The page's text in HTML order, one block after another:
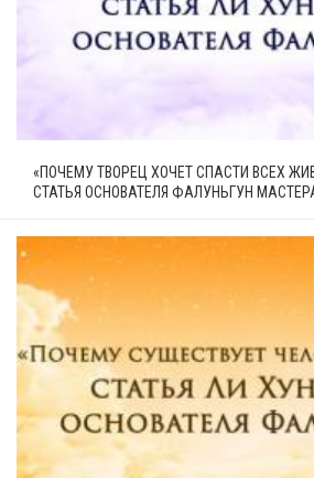
«ПОЧЕМУ ТВОРЕЦ ХОЧЕТ СПАСТИ ВСЕХ
СТАТЬЯ ОСНОВАТЕЛЯ ФАЛУНЬГУН